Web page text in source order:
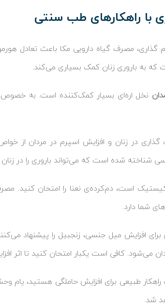
با راهکارهای طب سنتی
گذاری، مصرف گیاه دارویی مکا باعث تعادل
به باروری زنان کمک بسیاری می‌کند.
نخل اره‌ای بسیار کمک‌کننده است. به خصوص
گذاری در زنان و افزایش اسپرم در مردان از
شناخته شده است که می‌تواند باروری را در
است، دم‌کرده‌ی نعنا را امتحان کنید.
شما دارد.
افزایش میل جنسی، زنجبیل را پیشنهاد
می‌شود. کافی است یکبار امتحان کنید تا اثر
راهکار طبیعی برای افزایش حاملگی هستید،
شد.